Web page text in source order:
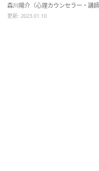
森川陽介（心理カウンセラー・講師
更新: 2023.01.10